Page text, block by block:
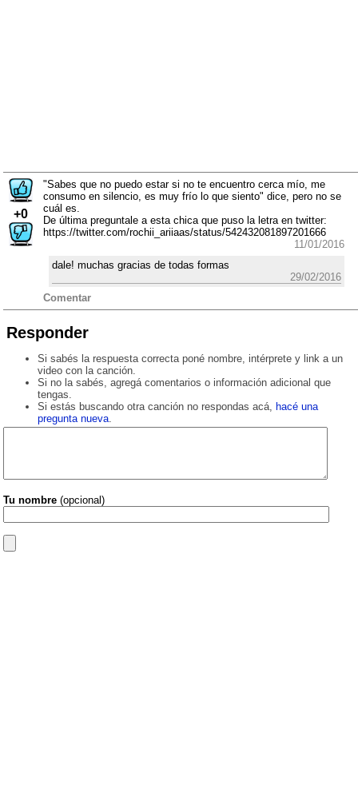
+0
"Sabes que no puedo estar si no te encuentro cerca mío, me
consumo en silencio, es muy frío lo que siento" dice, pero no se
cuál es.
De última preguntale a esta chica que puso la letra en twitter:
https://twitter.com/rochii_ariiaas/status/542432081897201666
11/01/2016
dale! muchas gracias de todas formas
29/02/2016
Comentar
Responder
Si sabés la respuesta correcta poné nombre, intérprete y link a un
video con la canción.
Si no la sabés, agregá comentarios o información adicional que
tengas.
Si estás buscando otra canción no respondas acá, hacé una
pregunta nueva.
Tu nombre (opcional)